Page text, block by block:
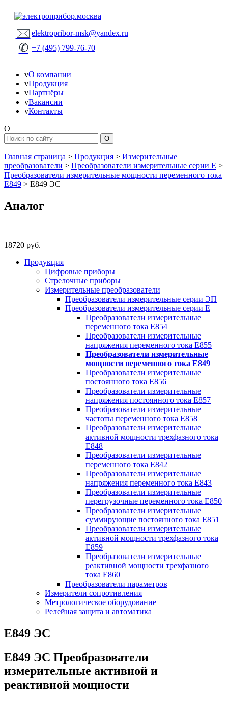
🖂 elektropribor-msk@yandex.ru
✆ +7 (495) 799-76-70
vО компании
vПродукция
vПартнёры
vВакансии
vКонтакты
O
Главная страница > Продукция > Измерительные
преобразователи > Преобразователи измерительные серии Е >
Преобразователи измерительные мощности переменного тока
Е849 > Е849 ЭС
Аналог
18720 руб.
Продукция
Цифровые приборы
Стрелочные приборы
Измерительные преобразователи
Преобразователи измерительные серии ЭП
Преобразователи измерительные серии Е
Преобразователи измерительные
переменного тока Е854
Преобразователи измерительные
напряжения переменного тока Е855
Преобразователи измерительные
мощности переменного тока Е849
Преобразователи измерительные
постоянного тока Е856
Преобразователи измерительные
напряжения постоянного тока Е857
Преобразователи измерительные
частоты переменного тока Е858
Преобразователи измерительные
активной мощности трехфазного тока
Е848
Преобразователи измерительные
переменного тока Е842
Преобразователи измерительные
напряжения переменного тока Е843
Преобразователи измерительные
перегрузочные переменного тока Е850
Преобразователи измерительные
суммирующие постоянного тока Е851
Преобразователи измерительные
активной мощности трехфазного тока
Е859
Преобразователи измерительные
реактивной мощности трехфазного
тока Е860
Преобразователи параметров
Измерители сопротивления
Метрологическое оборудование
Релейная защита и автоматика
Е849 ЭС
Е849 ЭС Преобразователи
измерительные активной и
реактивной мощности